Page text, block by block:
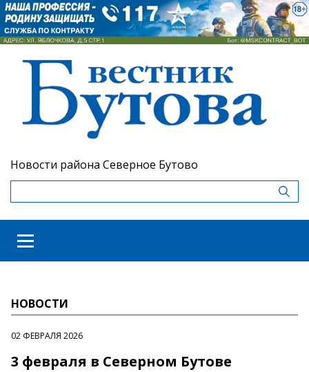
Новости района Северное Бутово
НОВОСТИ
02 ФЕВРАЛЯ 2026
3 февраля в Северном Бутове